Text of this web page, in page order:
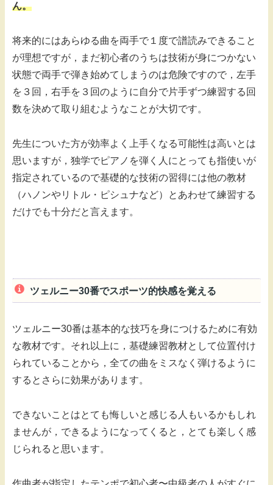
ん。
将来的にはあらゆる曲を両手で１度で譜読みできること
が理想ですが，まだ初心者のうちは技術が身につかない
状態で両手で弾き始めてしまうのは危険ですので，左手
を３回，右手を３回のように自分で片手ずつ練習する回
数を決めて取り組むようなことが大切です。
先生についた方が効率よく上手くなる可能性は高いとは
思いますが，独学でピアノを弾く人にとっても指使いが
指定されているので基礎的な技術の習得には他の教材
（ハノンやリトル・ピシュナなど）とあわせて練習する
だけでも十分だと言えます。
ツェルニー30番でスポーツ的快感を覚える
ツェルニー30番は基本的な技巧を身につけるために有効
な教材です。それ以上に，基礎練習教材として位置付け
られていることから，全ての曲をミスなく弾けるように
するとさらに効果があります。
できないことはとても悔しいと感じる人もいるかもしれ
ませんが，できるようになってくると，とても楽しく感
じられると思います。